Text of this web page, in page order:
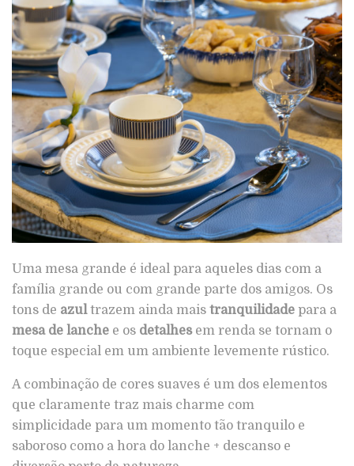
Uma mesa grande é ideal para aqueles dias com a
família grande ou com grande parte dos amigos. Os
tons de azultrazem ainda mais tranquilidade para a
mesa de lanche e os detalhesem renda se tornam o
toque especial em um ambiente levemente rústico.
A combinação de cores suaves é um dos elementos
que claramente traz mais charme com
simplicidade para um momento tão tranquilo e
saboroso como a hora do lanche + descanso e